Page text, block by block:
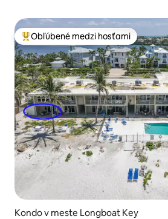
Najobľúbenejšie medzi hosťami
Obľúbené medzi hosťami
Kondo v meste Longboat Key